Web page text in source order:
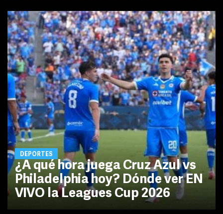
DEPORTES
¿A qué hora juega Cruz Azul vs
Philadelphia hoy? Dónde ver EN
VIVO la Leagues Cup 2026